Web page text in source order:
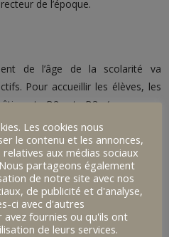
de l’époque.
de l’âge de la scolarité va
Pour accueillir les élèves, les
B2 et B3 (encore en
Avec la mise en place des lois,
établissement privé sous contrat
va accueillir jusqu’à 800 élèves.
avec l’État :
du Kreisker signe un
Les cookies nous
le contenu et les annonces,
aux médias sociaux
partageons également
de notre site avec nos
de publicité et d'analyse,
ci avec d'autres
fournies ou qu'ils ont
de leurs services.